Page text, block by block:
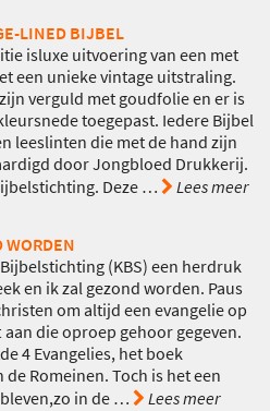
LINED BIJBEL
isluxe uitvoering van een met
een unieke vintage uitstraling.
verguld met goudfolie en er is
toegepast. Iedere Bijbel
leeslinten die met de hand zijn
door Jongbloed Drukkerij.
Deze… Lees meer
WORDEN
(KBS) een herdruk
en ik zal gezond worden. Paus
om altijd een evangelie op
aan die oproep gehoor gegeven.
4 Evangelies, het boek
Romeinen. Toch is het een
in de… Lees meer